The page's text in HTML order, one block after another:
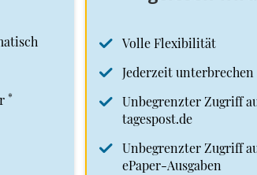
*
Volle Flexibilität
Jederzeit unterbrechen
Unbegrenzter Zugriff
tagespost.de
Unbegrenzter Zugriff
ePaper-Ausgaben